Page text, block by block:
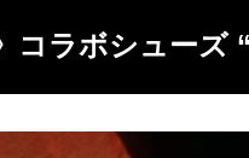
コラボシューズ